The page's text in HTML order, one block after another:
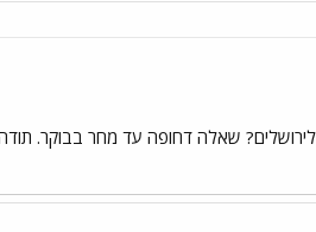
לירושלים? שאלה דחופה עד מחר בבוקר.